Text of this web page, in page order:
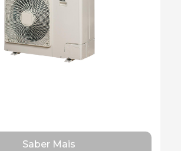
Saber Mais